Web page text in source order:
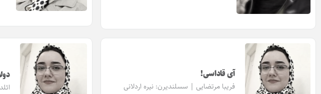
آی قاداسی!
فریبا مرتضایی | سسلندیرن:نیره اردلانی